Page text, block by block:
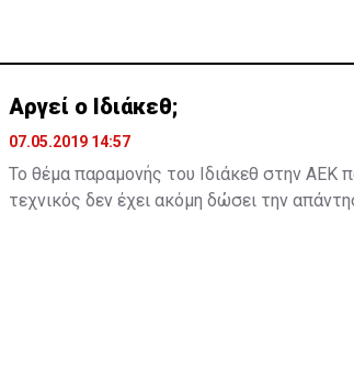
Αργεί ο Ιδιάκεθ;
07.05.2019 14:57
Το θέμα παραμονής του Ιδιάκεθ στην ΑΕΚ
τεχνικός δεν έχει ακόμη δώσει την